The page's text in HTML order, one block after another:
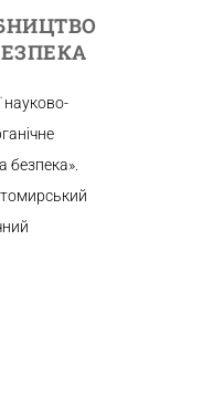
науково-
безпека».